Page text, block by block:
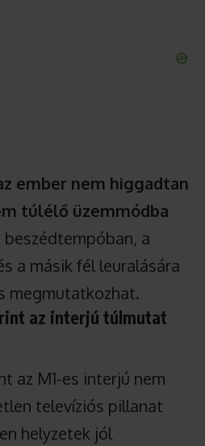
ember nem higgadtan
túlélő üzemmódba
beszédtempóban, a
a másik fél leuralására
megmutatkozhat.
az interjú túlmutat
az M1-es interjú nem
televíziós pillanat
helyzetek jól